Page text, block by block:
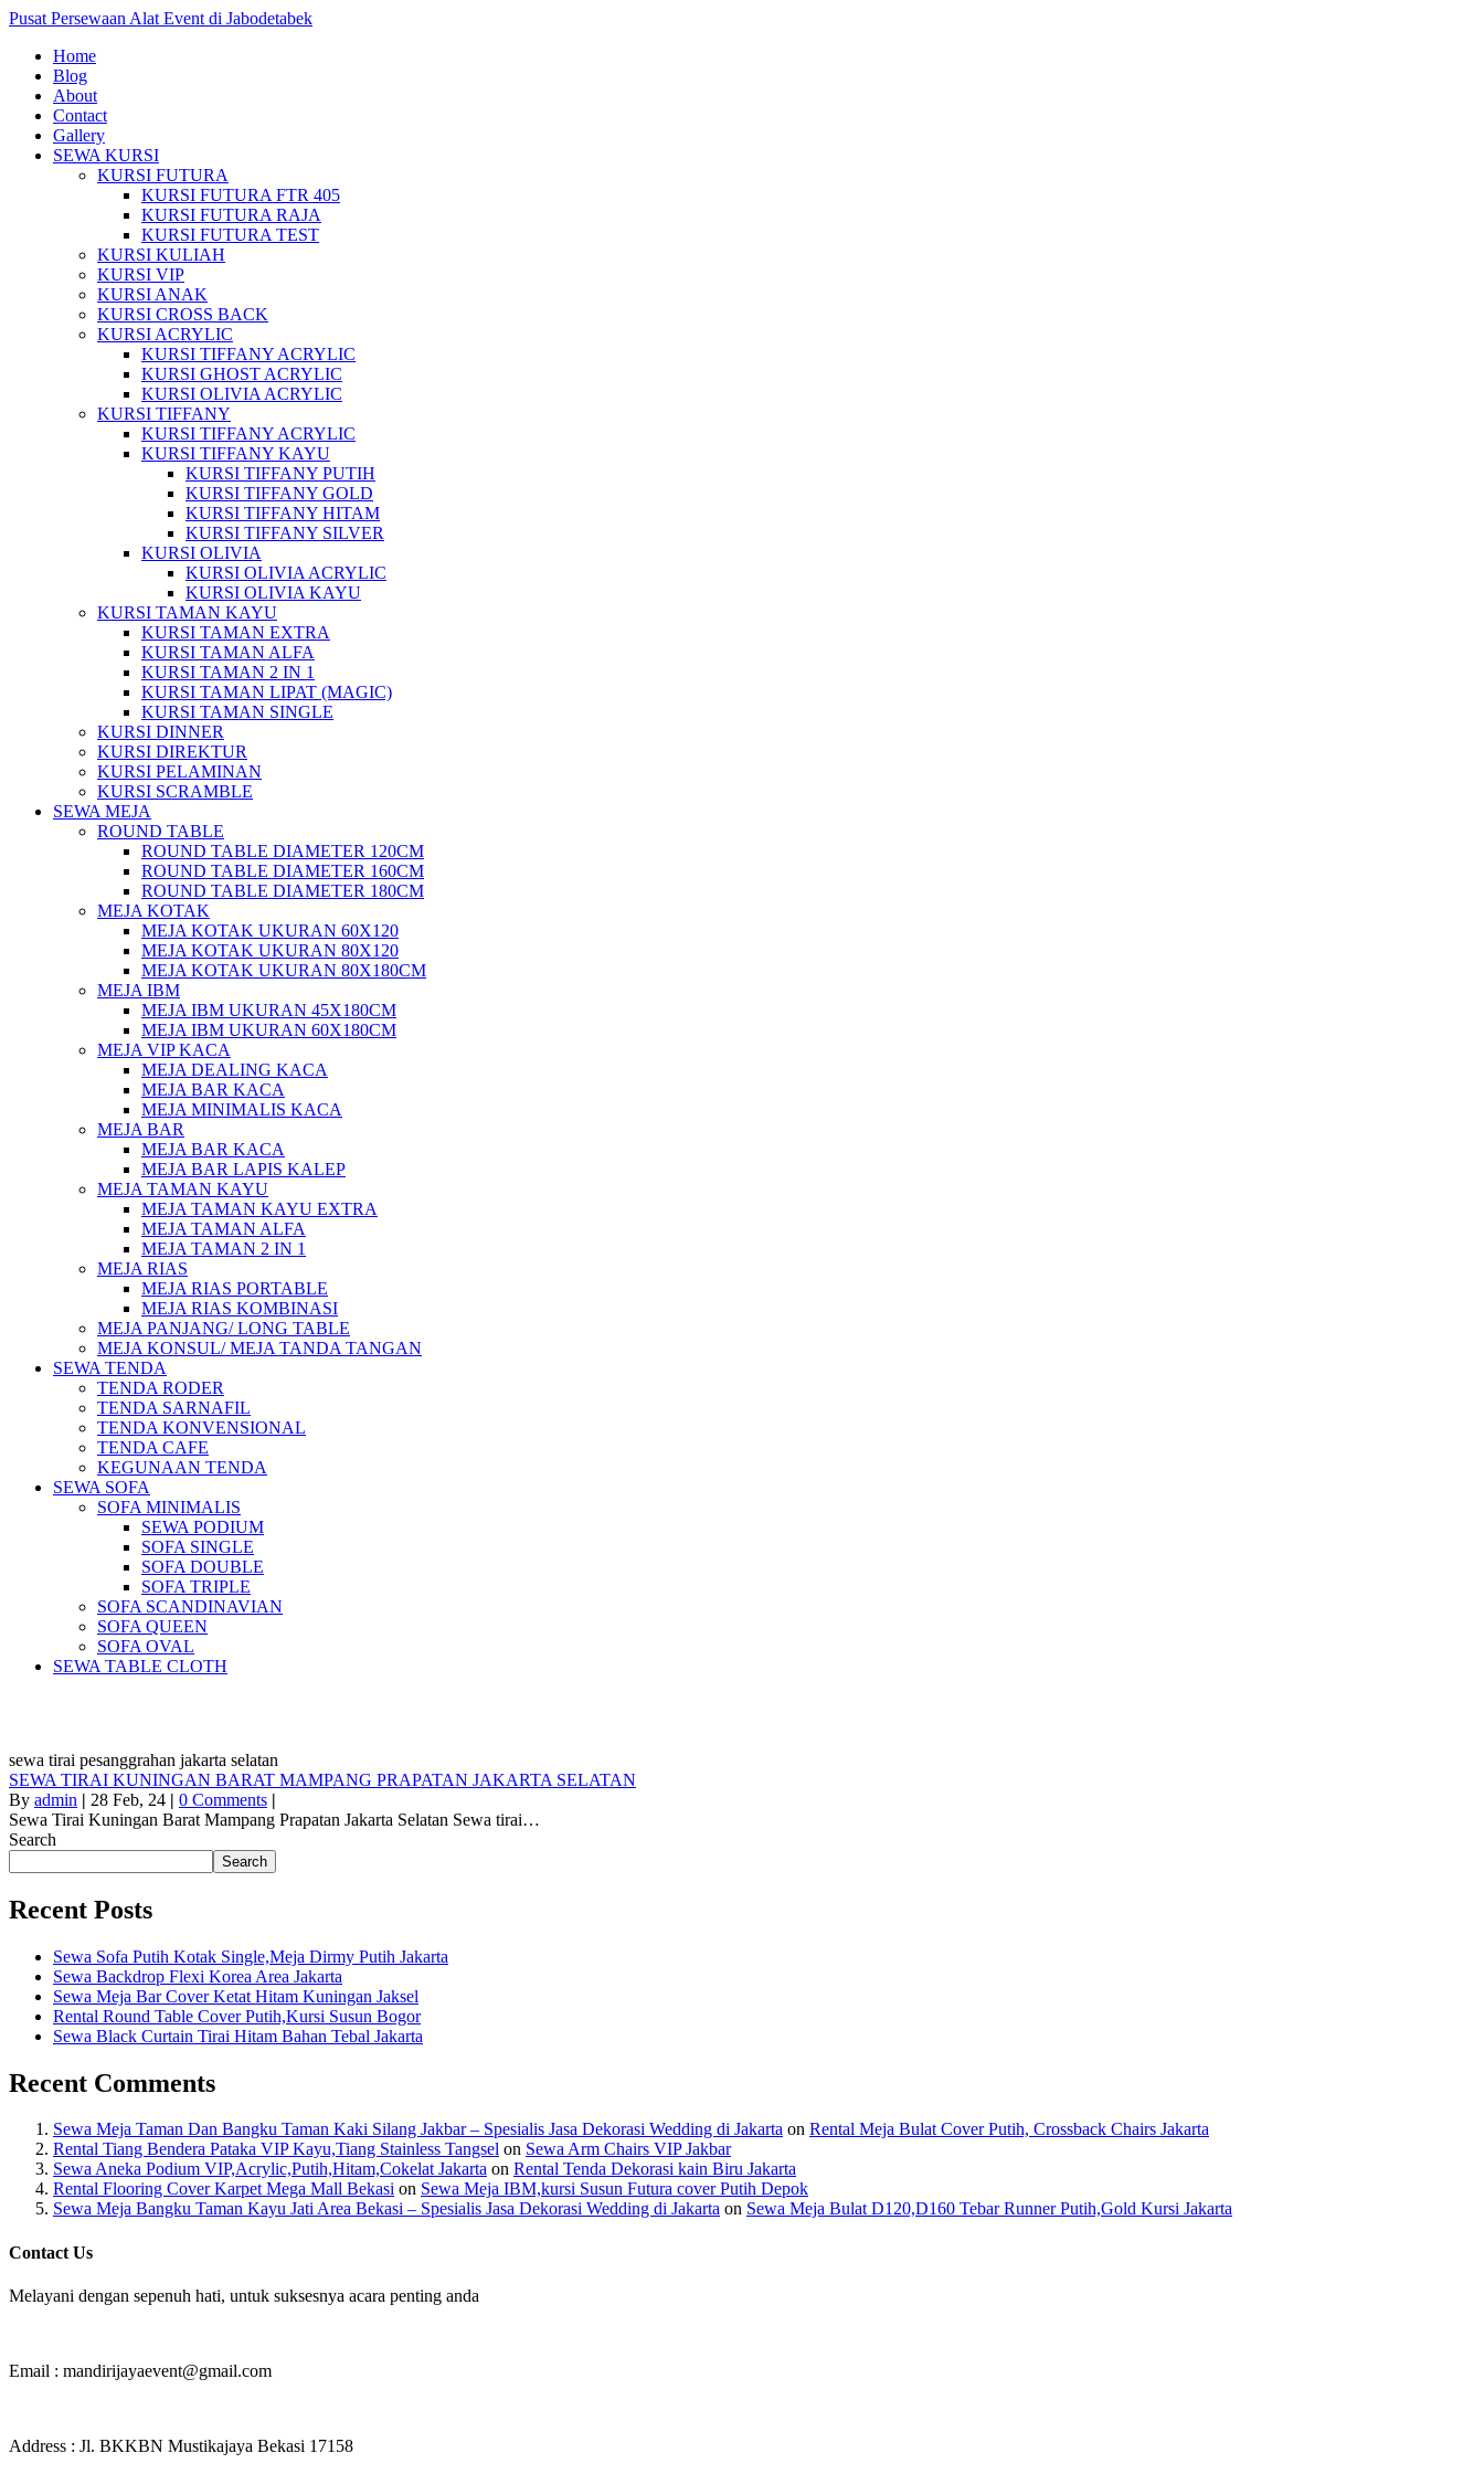
Pusat Persewaan Alat Event di Jabodetabek
Home
Blog
About
Contact
Gallery
SEWA KURSI
KURSI FUTURA
KURSI FUTURA FTR 405
KURSI FUTURA RAJA
KURSI FUTURA TEST
KURSI KULIAH
KURSI VIP
KURSI ANAK
KURSI CROSS BACK
KURSI ACRYLIC
KURSI TIFFANY ACRYLIC
KURSI GHOST ACRYLIC
KURSI OLIVIA ACRYLIC
KURSI TIFFANY
KURSI TIFFANY ACRYLIC
KURSI TIFFANY KAYU
KURSI TIFFANY PUTIH
KURSI TIFFANY GOLD
KURSI TIFFANY HITAM
KURSI TIFFANY SILVER
KURSI OLIVIA
KURSI OLIVIA ACRYLIC
KURSI OLIVIA KAYU
KURSI TAMAN KAYU
KURSI TAMAN EXTRA
KURSI TAMAN ALFA
KURSI TAMAN 2 IN 1
KURSI TAMAN LIPAT (MAGIC)
KURSI TAMAN SINGLE
KURSI DINNER
KURSI DIREKTUR
KURSI PELAMINAN
KURSI SCRAMBLE
SEWA MEJA
ROUND TABLE
ROUND TABLE DIAMETER 120CM
ROUND TABLE DIAMETER 160CM
ROUND TABLE DIAMETER 180CM
MEJA KOTAK
MEJA KOTAK UKURAN 60X120
MEJA KOTAK UKURAN 80X120
MEJA KOTAK UKURAN 80X180CM
MEJA IBM
MEJA IBM UKURAN 45X180CM
MEJA IBM UKURAN 60X180CM
MEJA VIP KACA
MEJA DEALING KACA
MEJA BAR KACA
MEJA MINIMALIS KACA
MEJA BAR
MEJA BAR KACA
MEJA BAR LAPIS KALEP
MEJA TAMAN KAYU
MEJA TAMAN KAYU EXTRA
MEJA TAMAN ALFA
MEJA TAMAN 2 IN 1
MEJA RIAS
MEJA RIAS PORTABLE
MEJA RIAS KOMBINASI
MEJA PANJANG/ LONG TABLE
MEJA KONSUL/ MEJA TANDA TANGAN
SEWA TENDA
TENDA RODER
TENDA SARNAFIL
TENDA KONVENSIONAL
TENDA CAFE
KEGUNAAN TENDA
SEWA SOFA
SOFA MINIMALIS
SEWA PODIUM
SOFA SINGLE
SOFA DOUBLE
SOFA TRIPLE
SOFA SCANDINAVIAN
SOFA QUEEN
SOFA OVAL
SEWA TABLE CLOTH
sewa tirai pesanggrahan jakarta selatan
SEWA TIRAI KUNINGAN BARAT MAMPANG PRAPATAN JAKARTA SELATAN
By admin | 28 Feb, 24 | 0 Comments |
Sewa Tirai Kuningan Barat Mampang Prapatan Jakarta Selatan Sewa tirai…
Search
Search
Recent Posts
Sewa Sofa Putih Kotak Single,Meja Dirmy Putih Jakarta
Sewa Backdrop Flexi Korea Area Jakarta
Sewa Meja Bar Cover Ketat Hitam Kuningan Jaksel
Rental Round Table Cover Putih,Kursi Susun Bogor
Sewa Black Curtain Tirai Hitam Bahan Tebal Jakarta
Recent Comments
Sewa Meja Taman Dan Bangku Taman Kaki Silang Jakbar – Spesialis Jasa Dekorasi Wedding di Jakarta on Rental Meja Bulat Cover Putih, Crossback Chairs Jakarta
Rental Tiang Bendera Pataka VIP Kayu,Tiang Stainless Tangsel on Sewa Arm Chairs VIP Jakbar
Sewa Aneka Podium VIP,Acrylic,Putih,Hitam,Cokelat Jakarta on Rental Tenda Dekorasi kain Biru Jakarta
Rental Flooring Cover Karpet Mega Mall Bekasi on Sewa Meja IBM,kursi Susun Futura cover Putih Depok
Sewa Meja Bangku Taman Kayu Jati Area Bekasi – Spesialis Jasa Dekorasi Wedding di Jakarta on Sewa Meja Bulat D120,D160 Tebar Runner Putih,Gold Kursi Jakarta
Contact Us
Melayani dengan sepenuh hati, untuk suksesnya acara penting anda
Email : mandirijayaevent@gmail.com
Address : Jl. BKKBN Mustikajaya Bekasi 17158